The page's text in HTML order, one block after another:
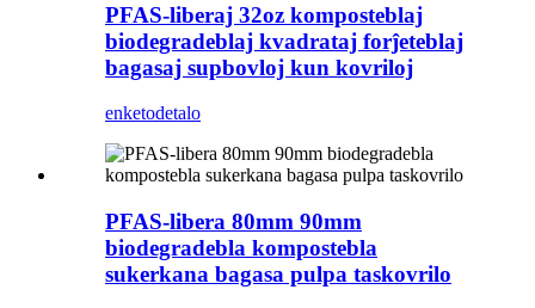
PFAS-liberaj 32oz komposteblaj
biodegradeblaj kvadrataj forĵeteblaj
bagasaj supbovloj kun kovriloj
enketodetalo
PFAS-libera 80mm 90mm
biodegradebla kompostebla
sukerkana bagasa pulpa taskovrilo